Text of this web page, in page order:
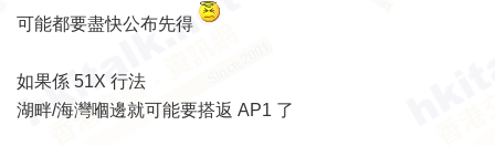
可能都要盡快公布先得
如果係 51X 行法
湖畔/海灣嗰邊就可能要搭返 AP1 了